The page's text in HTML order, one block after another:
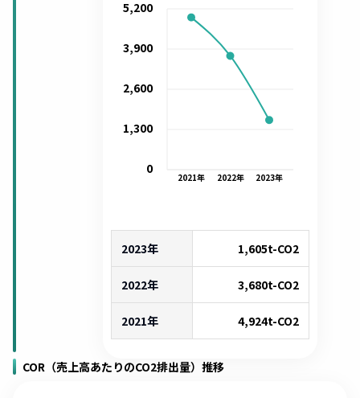
2021年 2022年 2023年
0
1,300
2,600
3,900
5,200
2023年 1,605t-CO2
2022年 3,680t-CO2
2021年 4,924t-CO2
COR（売上高あたりのCO2排出量）推移